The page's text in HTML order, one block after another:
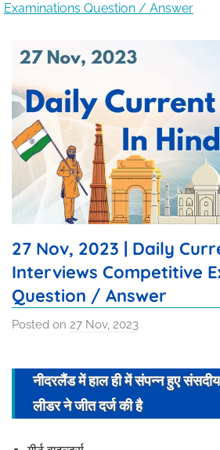
Examinations Question / Answer
27 Nov, 2023 | Daily
Interviews Competitive
Question / Answer
Posted on 27 Nov, 2023
I
s
h
नीदरलैंड में हाल ही में संपन्न हुए संसदीय
लीडर ने जीत दर्ज की है